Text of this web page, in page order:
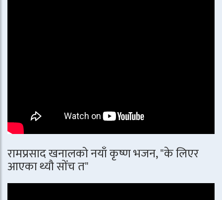
रामप्रसाद खनालको नयाँ कृष्ण भजन, "के लिएर
आएका थ्यौ सोंच त"